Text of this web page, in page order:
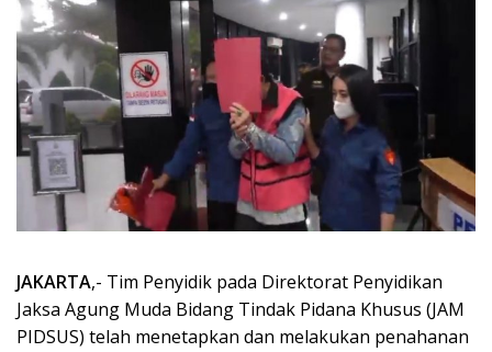
JAKARTA,- Tim Penyidik pada Direktorat Penyidikan
Jaksa Agung Muda Bidang Tindak Pidana Khusus (JAM
PIDSUS) telah menetapkan dan melakukan penahanan